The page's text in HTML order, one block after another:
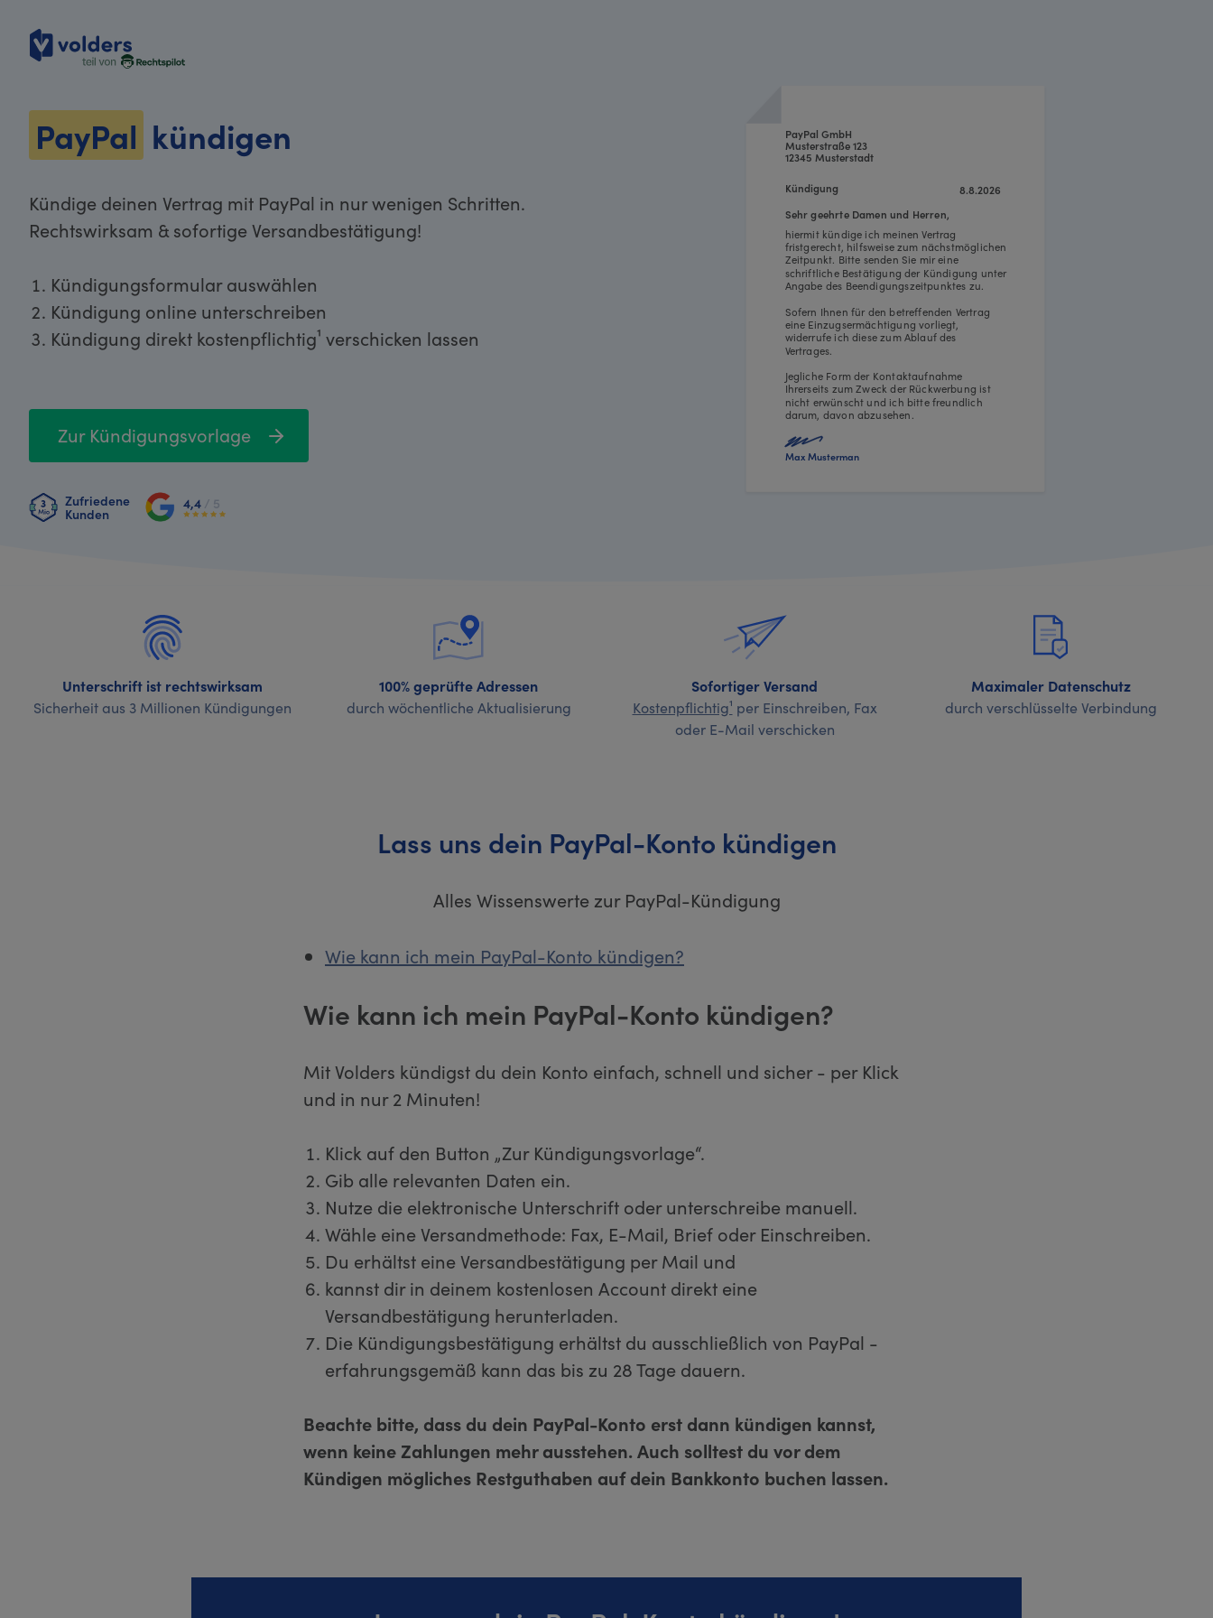
PayPal kündigen
Kündige deinen Vertrag mit PayPal in nur wenigen Schritten.
Rechtswirksam & sofortige Versandbestätigung!
Kündigungsformular auswählen
Kündigung online unterschreiben
Kündigung direkt kostenpflichtig¹ verschicken lassen
Zur Kündigungsvorlage
Zufriedene
Kunden
4,4 / 5
8.8.2026
PayPal GmbH
Musterstraße 123
12345 Musterstadt
hiermit kündige ich meinen Vertrag
fristgerecht, hilfsweise zum nächstmöglichen
Zeitpunkt. Bitte senden Sie mir eine
schriftliche Bestätigung der Kündigung unter
Angabe des Beendigungszeitpunktes zu.
Sofern Ihnen für den betreffenden Vertrag
eine Einzugsermächtigung vorliegt,
widerrufe ich diese zum Ablauf des
Vertrages.
Jegliche Form der Kontaktaufnahme
Ihrerseits zum Zweck der Rückwerbung ist
nicht erwünscht und ich bitte freundlich
darum, davon abzusehen.
Sehr geehrte Damen und Herren,
Kündigung
Max Musterman
Unterschrift ist rechtswirksam
Sicherheit aus 3 Millionen Kündigungen
100% geprüfte Adressen
durch wöchentliche Aktualisierung
Sofortiger Versand
Kostenpflichtig¹ per Einschreiben, Fax
oder E-Mail verschicken
Maximaler Datenschutz
durch verschlüsselte Verbindung
Lass uns dein PayPal-Konto kündigen
Alles Wissenswerte zur PayPal-Kündigung
Wie kann ich mein PayPal-Konto kündigen?
Wie kann ich mein PayPal-Konto kündigen?
Mit Volders kündigst du dein Konto einfach, schnell und sicher - per Klick
und in nur 2 Minuten!
Klick auf den Button „Zur Kündigungsvorlage“.
Gib alle relevanten Daten ein.
Nutze die elektronische Unterschrift oder unterschreibe manuell.
Wähle eine Versandmethode: Fax, E-Mail, Brief oder Einschreiben.
Du erhältst eine Versandbestätigung per Mail und
kannst dir in deinem kostenlosen Account direkt eine
Versandbestätigung herunterladen.
Die Kündigungsbestätigung erhältst du ausschließlich von PayPal -
erfahrungsgemäß kann das bis zu 28 Tage dauern.
Beachte bitte, dass du dein PayPal-Konto erst dann kündigen kannst,
wenn keine Zahlungen mehr ausstehen. Auch solltest du vor dem
Kündigen mögliches Restguthaben auf dein Bankkonto buchen lassen.